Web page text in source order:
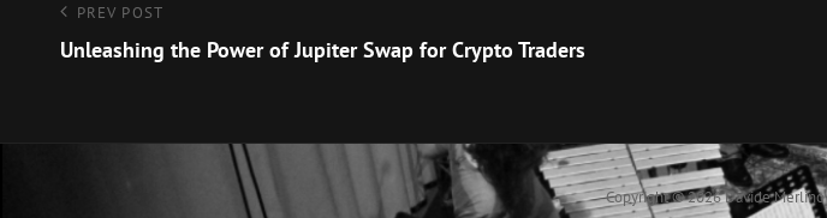
Navigazione
articoli
Previous
Post
PREV POST
Unleashing the Power of Jupiter Swap for Crypto Traders
Copyright © 2026Davide Merlino